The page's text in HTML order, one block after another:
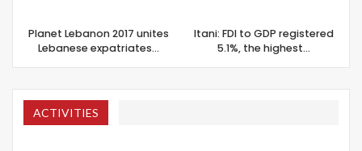
Planet Lebanon 2017 unites
Lebanese expatriates…
Itani: FDI to GDP registered
5.1%, the highest…
ACTIVITIES